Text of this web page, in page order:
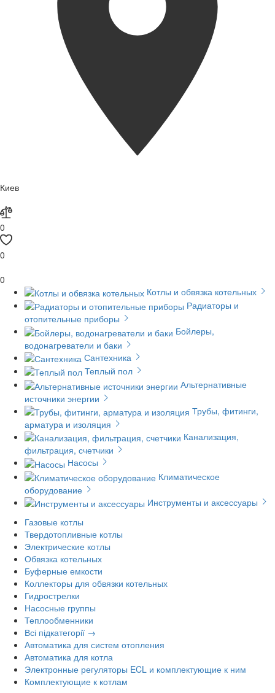
Киев
0
0
0
Котлы и обвязка котельных
Радиаторы и
отопительные приборы
Бойлеры,
водонагреватели и баки
Сантехника
Теплый пол
Альтернативные
источники энергии
Трубы, фитинги,
арматура и изоляция
Канализация,
фильтрация, счетчики
Насосы
Климатическое
оборудование
Инструменты и аксессуары
Газовые котлы
Твердотопливные котлы
Электрические котлы
Обвязка котельных
Буферные емкости
Коллекторы для обвязки котельных
Гидрострелки
Насосные группы
Теплообменники
Всі підкатегорії →
Автоматика для систем отопления
Автоматика для котла
Электронные регуляторы ECL и комплектующие к ним
Комплектующие к котлам